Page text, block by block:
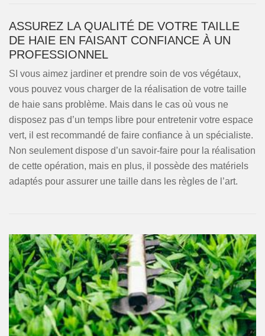
ASSUREZ LA QUALITÉ DE VOTRE TAILLE
DE HAIE EN FAISANT CONFIANCE À UN
PROFESSIONNEL
SI vous aimez jardiner et prendre soin de vos végétaux,
vous pouvez vous charger de la réalisation de votre taille
de haie sans problème. Mais dans le cas où vous ne
disposez pas d’un temps libre pour entretenir votre espace
vert, il est recommandé de faire confiance à un spécialiste.
Non seulement dispose d’un savoir-faire pour la réalisation
de cette opération, mais en plus, il possède des matériels
adaptés pour assurer une taille dans les règles de l’art.